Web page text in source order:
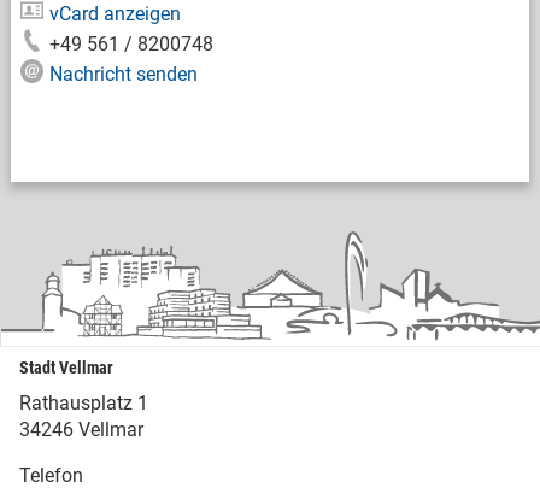
vCard anzeigen
+49 561 / 8200748
Nachricht senden
Stadt Vellmar
Rathausplatz 1
34246 Vellmar
Telefon